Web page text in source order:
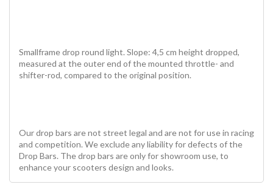
Smallframe drop round light. Slope: 4,5 cm height dropped,
measured at the outer end of the mounted throttle- and
shifter-rod, compared to the original position.
Our drop bars are not street legal and are not for use in racing
and competition. We exclude any liability for defects of the
Drop Bars. The drop bars are only for showroom use, to
enhance your scooters design and looks.